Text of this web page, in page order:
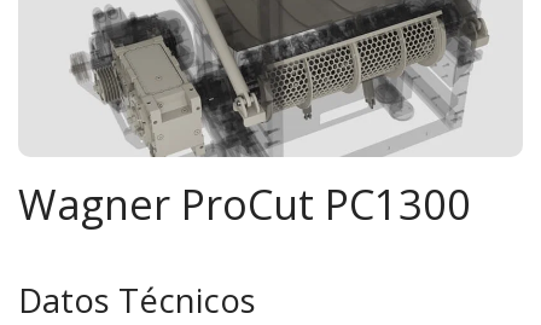
Wagner ProCut PC1300
Datos Técnicos